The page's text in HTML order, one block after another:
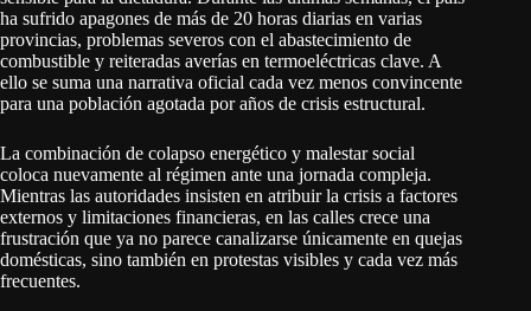
ha sufrido apagones de más de 20 horas diarias en varias
provincias, problemas severos con el abastecimiento de
combustible y reiteradas averías en termoeléctricas clave. A
ello se suma una narrativa oficial cada vez menos convincente
para una población agotada por años de crisis estructural.
La combinación de colapso energético y malestar social
coloca nuevamente al régimen ante una jornada compleja.
Mientras las autoridades insisten en atribuir la crisis a factores
externos y limitaciones financieras, en las calles crece una
frustración que ya no parece canalizarse únicamente en quejas
domésticas, sino también en protestas visibles y cada vez más
frecuentes.